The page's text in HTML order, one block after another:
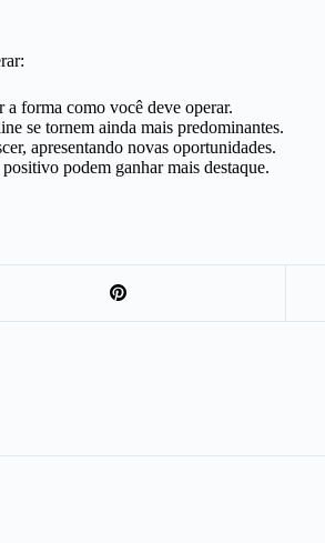
a forma como você deve operar.
se tornem ainda mais predominantes.
apresentando novas oportunidades.
podem ganhar mais destaque.